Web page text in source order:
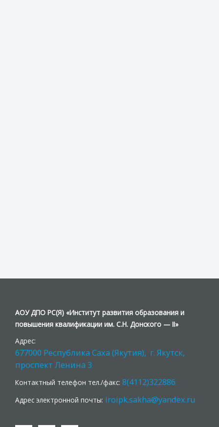
АОУ ДПО РС(Я) «Институт развития образования и
повышения квалификации им. С.Н. Донского — II»
Адрес:
677000 Республика Саха (Якутия), г. Якутск,
проспект Ленина 3
Контактный телефон тел./факс:8(4112)322886
Адрес электронной почты: iroipk.sakha@yandex.ru